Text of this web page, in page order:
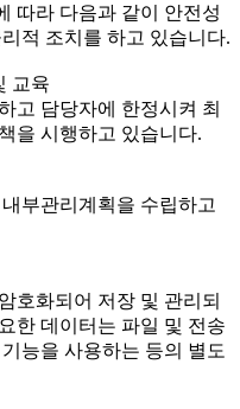
따라 다음과 같이 안전성
적 조치를 하고 있습니다.
교육
고 담당자에 한정시켜 최
을 시행하고 있습니다.
부관리계획을 수립하고
호화되어 저장 및 관리되
한 데이터는 파일 및 전송
능을 사용하는 등의 별도